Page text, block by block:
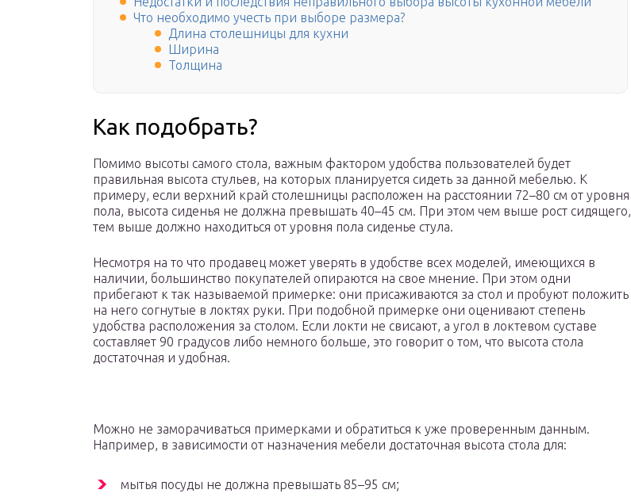
Что необходимо учесть при выборе размера?
Длина столешницы для кухни
Ширина
Толщина
Как подобрать?
Помимо высоты самого стола, важным фактором удобства пользователей будет
правильная высота стульев, на которых планируется сидеть за данной мебелью. К
примеру, если верхний край столешницы расположен на расстоянии 72–80 см от уровня
пола, высота сиденья не должна превышать 40–45 см. При этом чем выше рост сидящего,
тем выше должно находиться от уровня пола сиденье стула.
Несмотря на то что продавец может уверять в удобстве всех моделей, имеющихся в
наличии, большинство покупателей опираются на свое мнение. При этом одни
прибегают к так называемой примерке: они присаживаются за стол и пробуют положить
на него согнутые в локтях руки. При подобной примерке они оценивают степень
удобства расположения за столом. Если локти не свисают, а угол в локтевом суставе
составляет 90 градусов либо немного больше, это говорит о том, что высота стола
достаточная и удобная.
Можно не заморачиваться примерками и обратиться к уже проверенным данным.
Например, в зависимости от назначения мебели достаточная высота стола для:
мытья посуды не должна превышать 85–95 см;